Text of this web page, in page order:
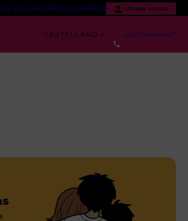
a la usuariaPreguntasBlog Oficina virtual
CASTELLANO ¿Te llamamos?